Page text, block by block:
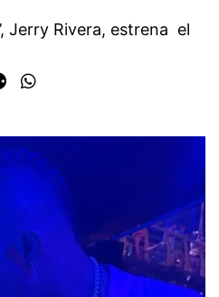
Jerry Rivera, estrena el